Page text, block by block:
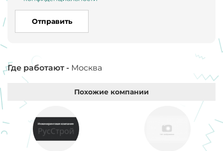
Отправить
Где работают - Москва
Похожие компании